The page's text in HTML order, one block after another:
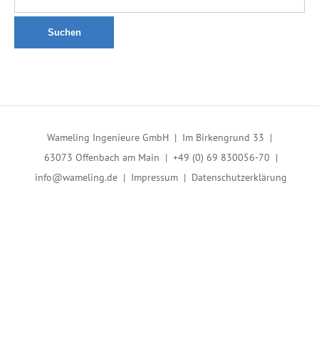
Suchen
Wameling Ingenieure GmbH | Im Birkengrund 33 |
63073 Offenbach am Main | +49 (0) 69 830056-70 |
info@wameling.de | Impressum | Datenschutzerklärung